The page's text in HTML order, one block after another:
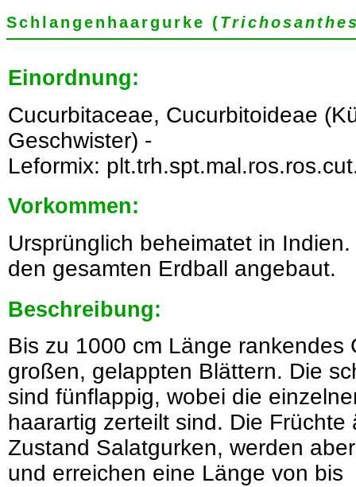
Schlangenhaargurke (
Einordnung:
Cucurbitaceae, Cucurbitoideae
Geschwister) -
Leformix:
Vorkommen:
Ursprünglich beheimatet in
den gesamten Erdball angebaut.
Beschreibung:
Bis zu 1000 cm Länge rankendes
großen, gelappten Blättern. Die
sind fünflappig, wobei die
haarartig zerteilt sind. Die Früchte
Zustand Salatgurken, werden
und erreichen eine Länge von bis